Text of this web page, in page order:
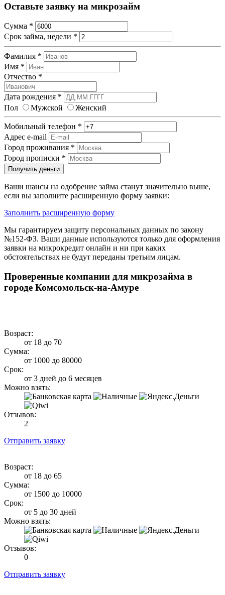
Оставьте заявку на микрозайм
Сумма *
Срок займа, недели *
Фамилия *
Имя *
Отчество *
Дата рождения *
Пол
Мужской Женский
Мобильный телефон *
Адрес e-mail
Город проживания *
Город прописки *
Получить деньги
Ваши шансы на одобрение займа станут значительно выше,
если вы заполните расширенную форму заявки:
Заполнить расширенную форму
Мы гарантируем защиту персональных данных по закону
№152-ФЗ. Ваши данные используются только для оформления
заявки на микрокредит онлайн и ни при каких
обстоятельствах не будут переданы третьим лицам.
Проверенные компании для микрозайма в
городе Комсомольск-на-Амуре
Возраст:
от 18 до 70
Сумма:
от 1000 до 80000
Срок:
от 3 дней до 6 месяцев
Можно взять:
Отзывов:
2
Отправить заявку
Возраст:
от 18 до 65
Сумма:
от 1500 до 10000
Срок:
от 5 до 30 дней
Можно взять:
Отзывов:
0
Отправить заявку